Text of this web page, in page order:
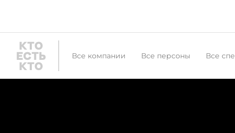
Все компании Все персоны Все